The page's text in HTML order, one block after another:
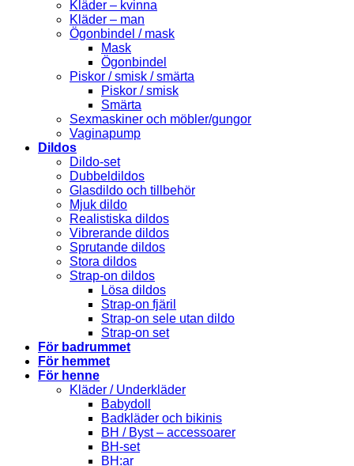
Kläder – kvinna
Kläder – man
Ögonbindel / mask
Mask
Ögonbindel
Piskor / smisk / smärta
Piskor / smisk
Smärta
Sexmaskiner och möbler/gungor
Vaginapump
Dildos
Dildo-set
Dubbeldildos
Glasdildo och tillbehör
Mjuk dildo
Realistiska dildos
Vibrerande dildos
Sprutande dildos
Stora dildos
Strap-on dildos
Lösa dildos
Strap-on fjäril
Strap-on sele utan dildo
Strap-on set
För badrummet
För hemmet
För henne
Kläder / Underkläder
Babydoll
Badkläder och bikinis
BH / Byst – accessoarer
BH-set
BH:ar